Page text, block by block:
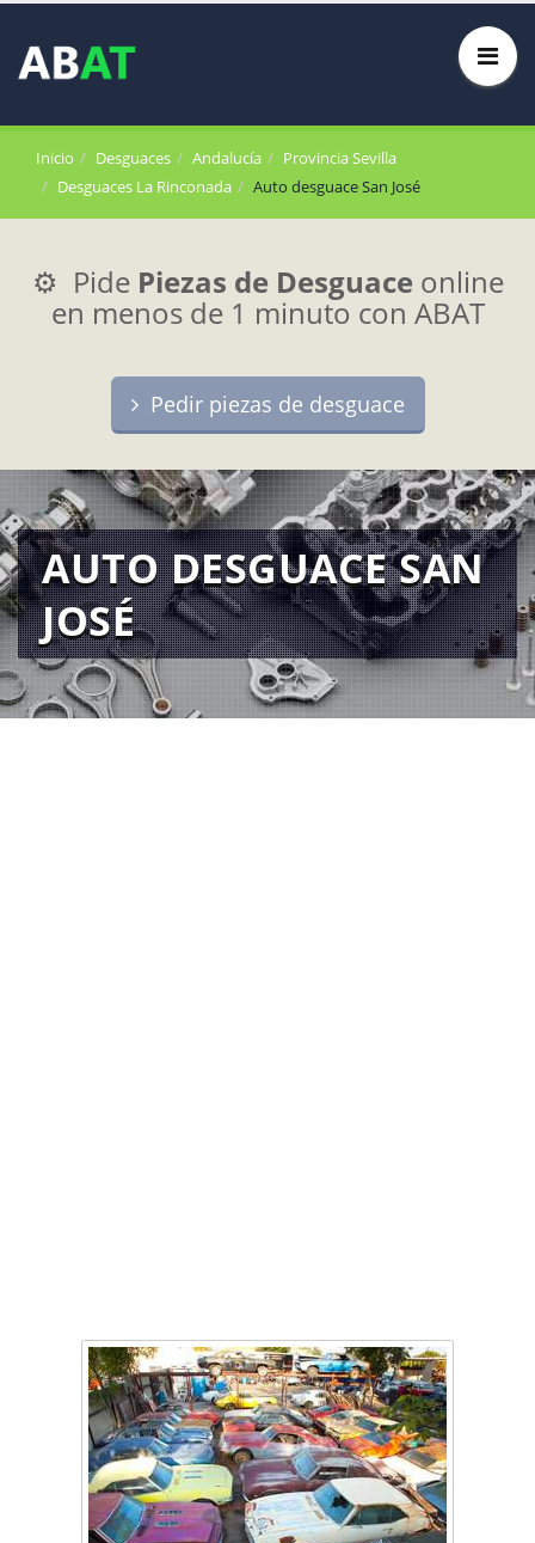
Inicio Desguaces Andalucía
Provincia Sevilla
Desguaces La Rinconada
Auto desguace San José
⚙️ Pide Piezas de Desguace online
en menos de 1 minuto con ABAT
Pedir piezas de desguace
AUTO DESGUACE SAN
JOSÉ